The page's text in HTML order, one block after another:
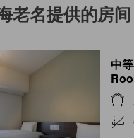
老名提供的房间
中